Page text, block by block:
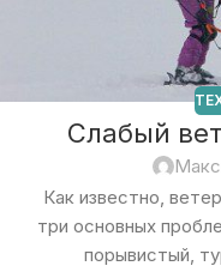
Слабый
Как известно,
три основных
порывистый,